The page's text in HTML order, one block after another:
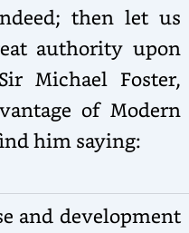
then let us
authority upon
Michael Foster,
of Modern
him saying:
and development